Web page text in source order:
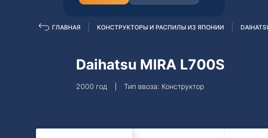
Полная пошлина
ГЛАВНАЯ КОНСТРУКТОРЫ И РАСПИЛЫ ИЗ ЯПОНИИ
Daihatsu MIRA L700S
2000 год Тип ввоза: Конструктор